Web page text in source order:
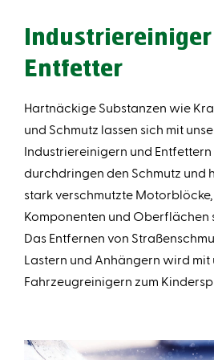
Industriereiniger
Entfetter
Hartnäckige Substanzen wie
und Schmutz lassen sich mit
Industriereinigern und
durchdringen den Schmutz und
stark verschmutzte Motorblöcke,
Komponenten und Oberflächen
Das Entfernen von
Lastern und Anhängern wird
Fahrzeugreinigern zum